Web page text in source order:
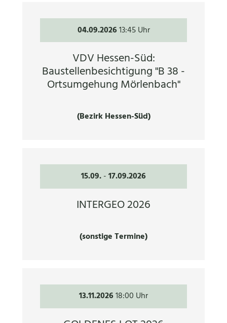
04.09.202613:45 Uhr
VDV Hessen-Süd:
Baustellenbesichtigung "B 38 -
Ortsumgehung Mörlenbach"
(Bezirk Hessen-Süd)
15.09.-17.09.2026
INTERGEO 2026
(sonstige Termine)
13.11.202618:00 Uhr